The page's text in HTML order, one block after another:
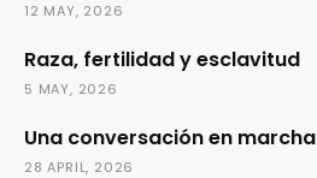
12 MAY, 2026
Raza, fertilidad y esclavitud
5 MAY, 2026
Una conversación en marcha
28 APRIL, 2026